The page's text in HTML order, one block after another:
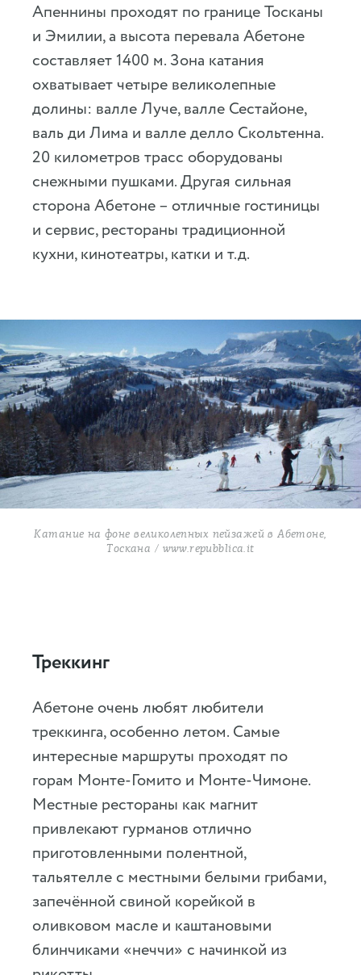
Апеннины проходят по границе Тосканы
и Эмилии, а высота перевала Абетоне
составляет 1400 м. Зона катания
охватывает четыре великолепные
долины: валле Луче, валле Сестайоне,
валь ди Лима и валле делло Скольтенна.
20 километров трасс оборудованы
снежными пушками. Другая сильная
сторона Абетоне – отличные гостиницы
и сервис, рестораны традиционной
кухни, кинотеатры, катки и т.д.
Катание на фоне великолепных пейзажей в Абетоне,
Тоскана / www.repubblica.it
Треккинг
Абетоне очень любят любители
треккинга, особенно летом. Самые
интересные маршруты проходят по
горам Монте-Гомито и Монте-Чимоне.
Местные рестораны как магнит
привлекают гурманов отлично
приготовленными полентной,
тальятелле с местными белыми грибами,
запечённой свиной корейкой в
оливковом масле и каштановыми
блинчиками «неччи» с начинкой из